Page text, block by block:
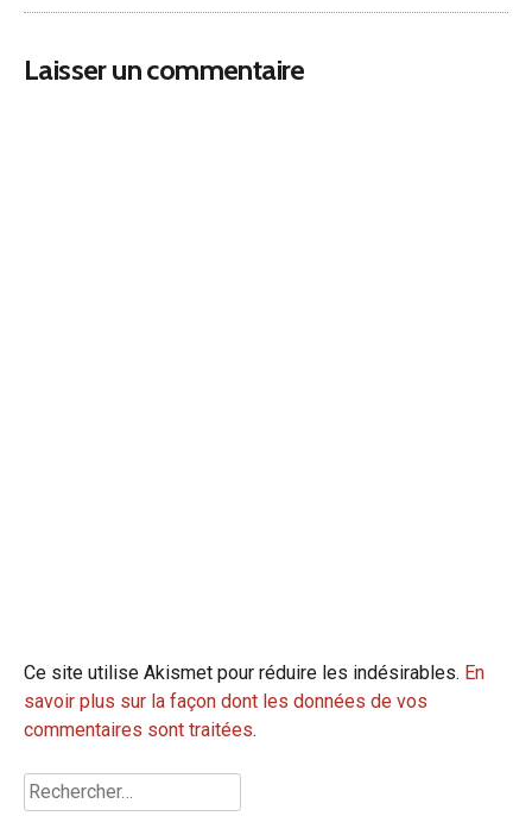
Laisser un commentaire
Ce site utilise Akismet pour réduire les indésirables. En
savoir plus sur la façon dont les données de vos
commentaires sont traitées.
Rechercher :